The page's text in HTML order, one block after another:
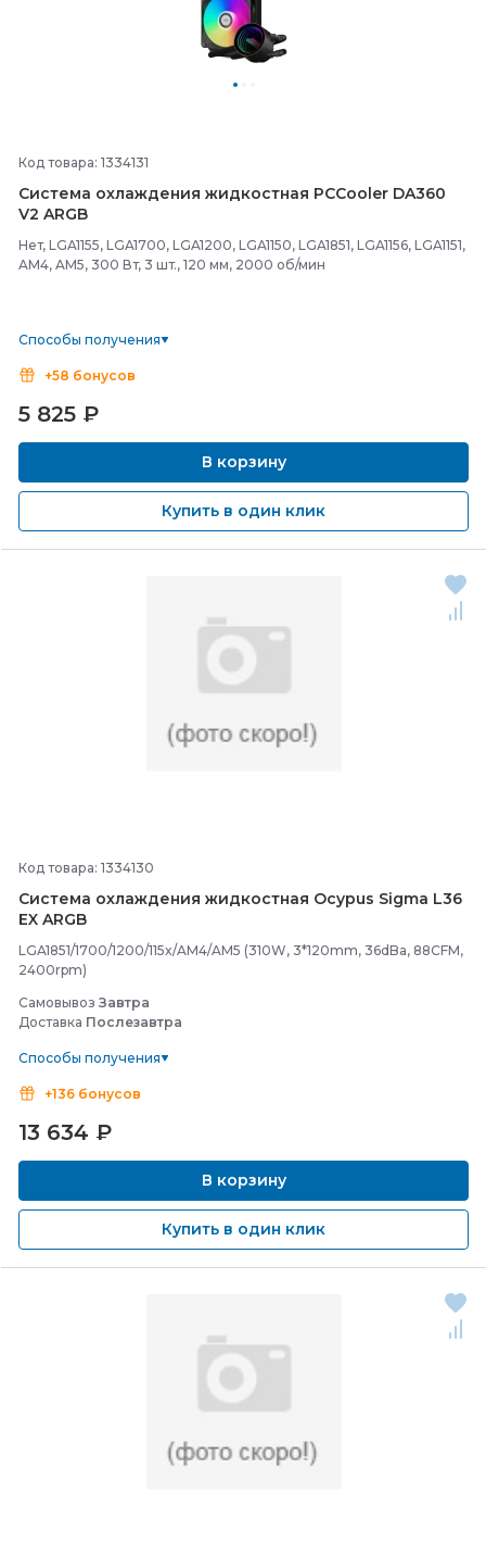
Код товара: 1334131
Система охлаждения жидкостная PCCooler DA360
V2 ARGB
Нет, LGA1155, LGA1700, LGA1200, LGA1150, LGA1851, LGA1156, LGA1151,
AM4, AM5, 300 Вт, 3 шт., 120 мм, 2000 об/мин
Способы получения
+58 бонусов
5 825 ₽
В корзину
Купить в один клик
Код товара: 1334130
Система охлаждения жидкостная Ocypus Sigma L36
EX ARGB
LGA1851/1700/1200/115x/AM4/AM5 (310W, 3*120mm, 36dBa, 88CFM,
2400rpm)
Самовывоз Завтра
Доставка Послезавтра
Способы получения
+136 бонусов
13 634 ₽
В корзину
Купить в один клик